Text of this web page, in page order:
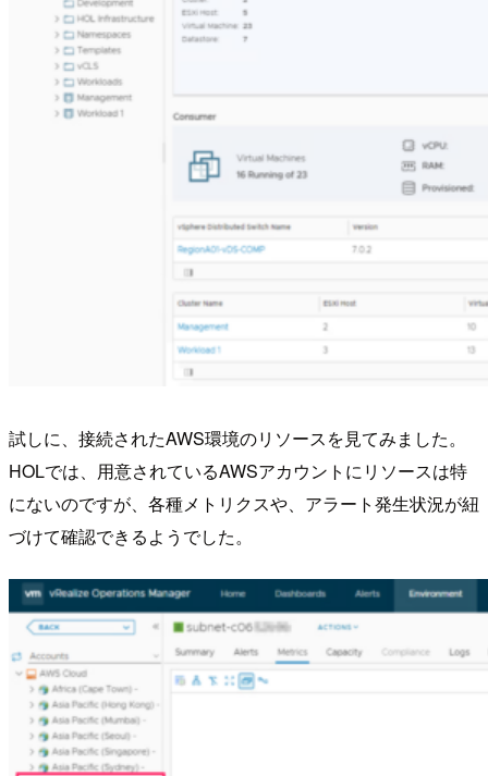
試しに、接続されたAWS環境のリソースを見てみました。
HOLでは、用意されているAWSアカウントにリソースは特
にないのですが、各種メトリクスや、アラート発生状況が紐
づけて確認できるようでした。